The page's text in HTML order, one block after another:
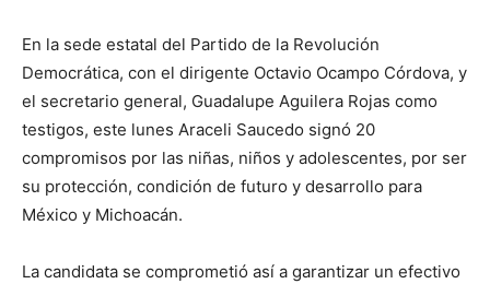
En la sede estatal del Partido de la Revolución
Democrática, con el dirigente Octavio Ocampo Córdova, y
el secretario general, Guadalupe Aguilera Rojas como
testigos, este lunes Araceli Saucedo signó 20
compromisos por las niñas, niños y adolescentes, por ser
su protección, condición de futuro y desarrollo para
México y Michoacán.
La candidata se comprometió así a garantizar un efectivo